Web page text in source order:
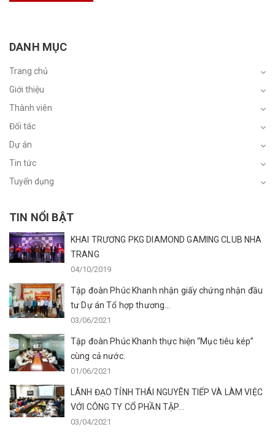
DANH MỤC
Trang chủ
Giới thiệu
Thành viên
Đối tác
Dự án
Tin tức
Tuyển dụng
TIN NỔI BẬT
KHAI TRƯƠNG PKG DIAMOND GAMING CLUB NHA
TRANG
04/10/2019
Tập đoàn Phúc Khanh nhận giấy chứng nhận đầu
tư Dự án Tổ hợp thương...
03/06/2021
Tập đoàn Phúc Khanh thực hiện “Mục tiêu kép”
cùng cả nước.
01/06/2021
LÃNH ĐẠO TỈNH THÁI NGUYÊN TIẾP VÀ LÀM VIỆC
VỚI CÔNG TY CỔ PHẦN TẬP...
03/04/2021